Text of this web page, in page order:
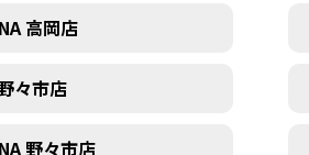
高岡店
々市店
野々市店